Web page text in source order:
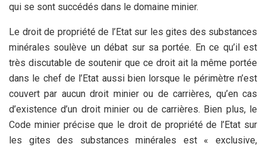
qui se sont succédés dans le domaine minier.
Le droit de propriété de l’Etat sur les gites des substances
minérales soulève un débat sur sa portée. En ce qu’il est
très discutable de soutenir que ce droit ait la même portée
dans le chef de l’Etat aussi bien lorsque le périmètre n’est
couvert par aucun droit minier ou de carrières, qu’en cas
d’existence d’un droit minier ou de carrières. Bien plus, le
Code minier précise que le droit de propriété de l’Etat sur
les gites des substances minérales est « exclusive,